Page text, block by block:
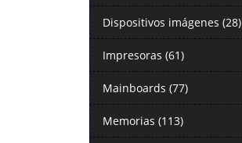
Dispositivos imágenes (28)
Impresoras (61)
Mainboards (77)
Memorias (113)